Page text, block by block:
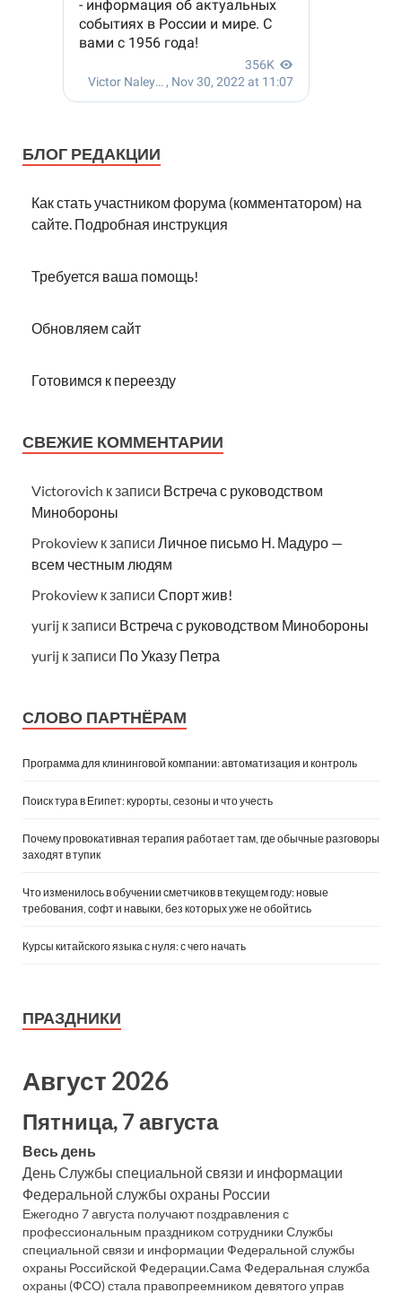
БЛОГ РЕДАКЦИИ
Как стать участником форума (комментатором) на
сайте. Подробная инструкция
Требуется ваша помощь!
Обновляем сайт
Готовимся к переезду
СВЕЖИЕ КОММЕНТАРИИ
Victorovich к записи Встреча с руководством
Минобороны
Prokoview к записи Личное письмо Н. Мадуро —
всем честным людям
Prokoview к записи Спорт жив!
yurij к записи Встреча с руководством Минобороны
yurij к записи По Указу Петра
СЛОВО ПАРТНЁРАМ
Программа для клининговой компании: автоматизация и контроль
Поиск тура в Египет: курорты, сезоны и что учесть
Почему провокативная терапия работает там, где обычные разговоры
заходят в тупик
Что изменилось в обучении сметчиков в текущем году: новые
требования, софт и навыки, без которых уже не обойтись
Курсы китайского языка с нуля: с чего начать
ПРАЗДНИКИ
Август 2026
Пятница, 7 августа
Весь день
День Службы специальной связи и информации
Федеральной службы охраны России
Ежегодно 7 августа получают поздравления с
профессиональным праздником сотрудники Службы
специальной связи и информации Федеральной службы
охраны Российской Федерации.Сама Федеральная служба
охраны (ФСО) стала правопреемником девятого управ